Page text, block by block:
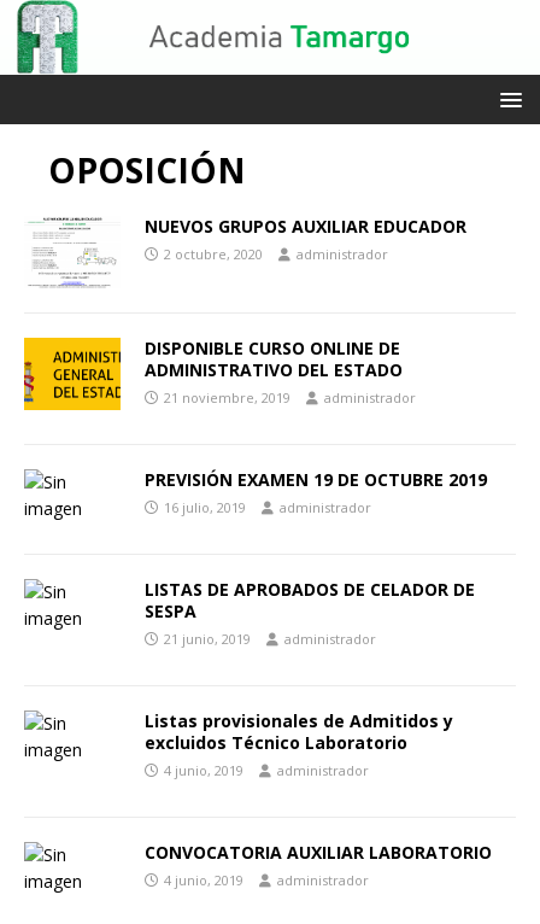
OPOSICIÓN
NUEVOS GRUPOS AUXILIAR EDUCADOR
2 octubre, 2020 administrador
DISPONIBLE CURSO ONLINE DE
ADMINISTRATIVO DEL ESTADO
21 noviembre, 2019 administrador
PREVISIÓN EXAMEN 19 DE OCTUBRE 2019
16 julio, 2019 administrador
LISTAS DE APROBADOS DE CELADOR DE
SESPA
21 junio, 2019 administrador
Listas provisionales de Admitidos y
excluidos Técnico Laboratorio
4 junio, 2019 administrador
CONVOCATORIA AUXILIAR LABORATORIO
4 junio, 2019 administrador